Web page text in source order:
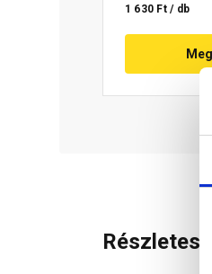
1 630 Ft / db
Részletes